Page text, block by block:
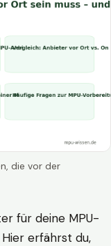
die vor der
für deine MPU-
erfährst du,